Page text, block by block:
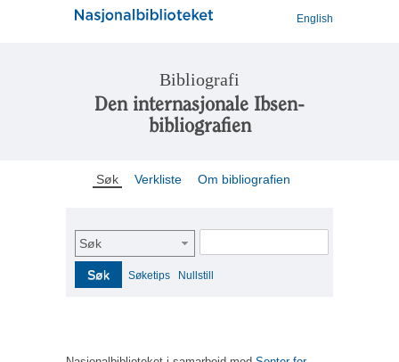
English
Bibliografi
Den internasjonale Ibsen-
bibliografien
Søk Verkliste Om bibliografien
Søk
Søk Søketips Nullstill